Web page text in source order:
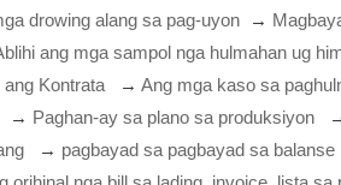
drowing alang sa pag-uyon →
ang mga sampol nga hulmahan ug
ang Kontrata → Ang mga kaso sa
→ Paghan-ay sa plano sa produksiyon
→ pagbayad sa pagbayad sa balanse